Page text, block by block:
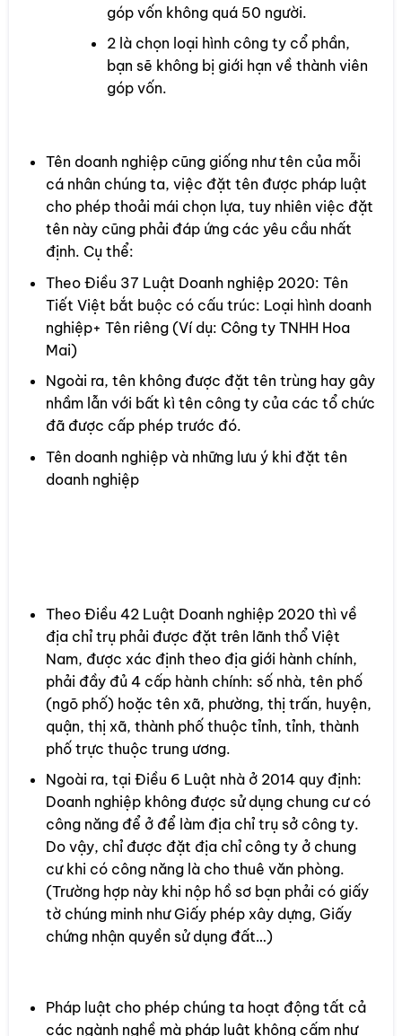
góp vốn không quá 50 người.
2 là chọn loại hình công ty cổ phần,
bạn sẽ không bị giới hạn về thành viên
góp vốn.
Tên doanh nghiệp cũng giống như tên của mỗi
cá nhân chúng ta, việc đặt tên được pháp luật
cho phép thoải mái chọn lựa, tuy nhiên việc đặt
tên này cũng phải đáp ứng các yêu cầu nhất
định. Cụ thể:
Theo Điều 37 Luật Doanh nghiệp 2020: Tên
Tiết Việt bắt buộc có cấu trúc: Loại hình doanh
nghiệp+ Tên riêng (Ví dụ: Công ty TNHH Hoa
Mai)
Ngoài ra, tên không được đặt tên trùng hay gây
nhầm lẫn với bất kì tên công ty của các tổ chức
đã được cấp phép trước đó.
Tên doanh nghiệp và những lưu ý khi đặt tên
doanh nghiệp
Theo Điều 42 Luật Doanh nghiệp 2020 thì về
địa chỉ trụ phải được đặt trên lãnh thổ Việt
Nam, được xác định theo địa giới hành chính,
phải đầy đủ 4 cấp hành chính: số nhà, tên phố
(ngõ phố) hoặc tên xã, phường, thị trấn, huyện,
quận, thị xã, thành phố thuộc tỉnh, tỉnh, thành
phố trực thuộc trung ương.
Ngoài ra, tại Điều 6 Luật nhà ở 2014 quy định:
Doanh nghiệp không được sử dụng chung cư có
công năng để ở để làm địa chỉ trụ sở công ty.
Do vậy, chỉ được đặt địa chỉ công ty ở chung
cư khi có công năng là cho thuê văn phòng.
(Trường hợp này khi nộp hồ sơ bạn phải có giấy
tờ chúng minh như Giấy phép xây dựng, Giấy
chứng nhận quyền sử dụng đất…)
Pháp luật cho phép chúng ta hoạt động tất cả
các ngành nghề mà pháp luật không cấm như